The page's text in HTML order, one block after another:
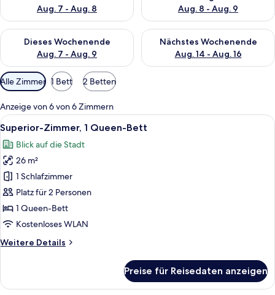
Aug. 7 - Aug. 8
Aug. 8 - Aug. 9
Dieses Wochenende
Aug. 7 - Aug. 9
Überprüfe die Verfügbarkeit für dieses Wochenende, Aug. 7
Nächstes Wochenende
Aug. 14 - Aug. 16
Überprüfe die Verfügbarkeit
Verfügbare
Filter
für
Zimmer
Alle Zimmer 1 Bett 2 Betten
Anzeige von 6 von 6 Zimmern
Alle
Fotos
für
Superior-
Zimmer,
1
Queen-
Bett
Ein Hotelzimmer mit einem großen
6
Superior-Zimmer, 1 Queen-Bett
Blick auf die Stadt
26 m²
1 Schlafzimmer
Platz für 2 Personen
1 Queen-Bett
Kostenloses WLAN
Weitere Details
Weitere
Zimmer,
Preise für Reisedaten anzeigen